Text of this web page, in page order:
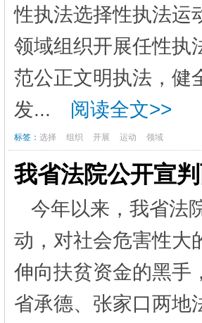
性执法选择性执法运
领域组织开展任性执
范公正文明执法，健
发...
阅读全文>>
标签： 选择 组织 开展 运动 领域
我省法院公开宣
今年以来，我省法
动，对社会危害性大
伸向扶贫资金的黑手
省承德、张家口两地